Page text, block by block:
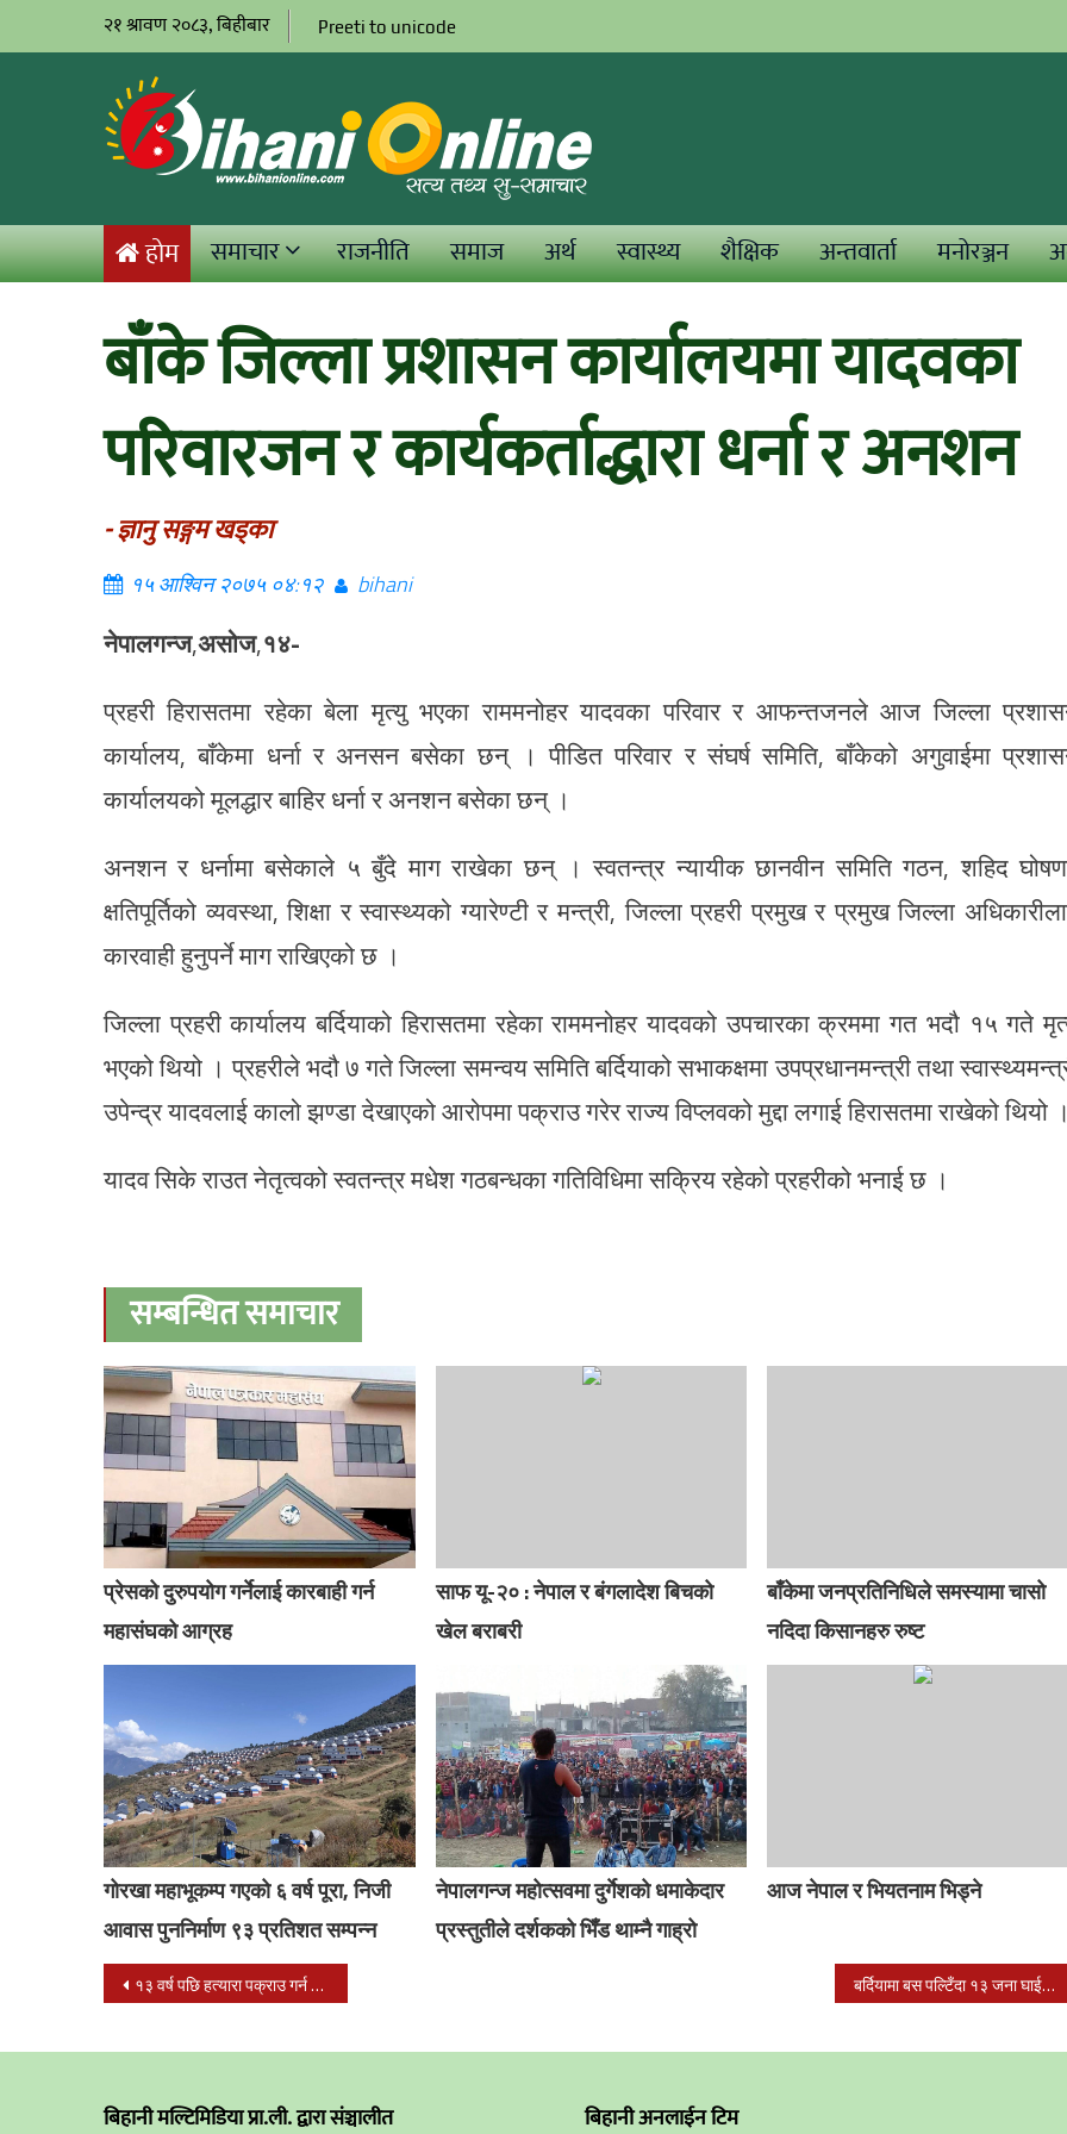
२१ श्रावण २०८३, बिहीबार Preeti to unicode
होम समाचार राजनीति समाज अर्थ स्वास्थ्य शैक्षिक अन्तवार्ता मनोरञ्जन
बाँके जिल्ला प्रशासन कार्यालयमा यादवका
परिवारजन र कार्यकर्ताद्धारा धर्ना र अनशन
- ज्ञानु सङ्गम खड्का
१५ आश्विन २०७५ ०४:१२ bihani
नेपालगन्ज,असोज,१४-
प्रहरी हिरासतमा रहेका बेला मृत्यु भएका राममनोहर यादवका परिवार र आफन्तजनले आज जिल्ला
कार्यालय, बाँकेमा धर्ना र अनसन बसेका छन् । पीडित परिवार र संघर्ष समिति, बाँकेको अगुवाईमा
कार्यालयको मूलद्धार बाहिर धर्ना र अनशन बसेका छन् ।
अनशन र धर्नामा बसेकाले ५ बुँदे माग राखेका छन् । स्वतन्त्र न्यायीक छानवीन समिति गठन, शहिद
क्षतिपूर्तिको व्यवस्था, शिक्षा र स्वास्थ्यको ग्यारेण्टी र मन्त्री, जिल्ला प्रहरी प्रमुख र प्रमुख जिल्ला
कारवाही हुनुपर्ने माग राखिएको छ ।
जिल्ला प्रहरी कार्यालय बर्दियाको हिरासतमा रहेका राममनोहर यादवको उपचारका क्रममा गत भदौ १५ गते
भएको थियो । प्रहरीले भदौ ७ गते जिल्ला समन्वय समिति बर्दियाको सभाकक्षमा उपप्रधानमन्त्री तथा
उपेन्द्र यादवलाई कालो झण्डा देखाएको आरोपमा पक्राउ गरेर राज्य विप्लवको मुद्दा लगाई हिरासतमा राखेको थियो
यादव सिके राउत नेतृत्वको स्वतन्त्र मधेश गठबन्धका गतिविधिमा सक्रिय रहेको प्रहरीको भनाई छ ।
सम्बन्धित समाचार
प्रेसको दुरुपयोग गर्नेलाई कारबाही गर्न
महासंघको आग्रह
साफ यू-२० : नेपाल र बंगलादेश बिचको
खेल बराबरी
बाँकेमा जनप्रतिनिधिले समस्यामा चासो
नदिदा किसानहरु रुष्ट
गोरखा महाभूकम्प गएको ६ वर्ष पूरा, निजी
आवास पुननिर्माण ९३ प्रतिशत सम्पन्न
नेपालगन्ज महोत्सवमा दुर्गेशको धमाकेदार
प्रस्तुतीले दर्शकको भिँड थाम्नै गाह्रो
आज नेपाल र भियतनाम भिड्ने
Post
१३ वर्ष पछि हत्यारा पक्राउ गर्न सफल बाँके प्रहरी बर्दियामा बस पल्टिँदा १३ जना घाईते २ जना सिकिस्त
बिहानी मल्टिमिडिया प्रा.ली. द्वारा संञ्चालीत बिहानी अनलाईन टिम